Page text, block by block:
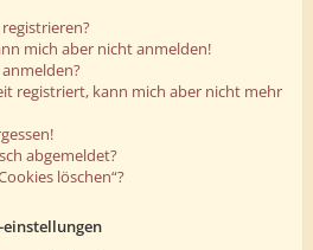
mich aber nicht anmelden!
registriert, kann mich aber nicht mehr
abgemeldet?
löschen“?